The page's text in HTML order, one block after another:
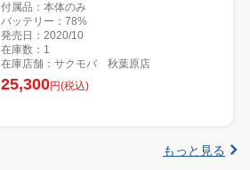
付属品：本体のみ
バッテリー：78%
発売日：2020/10
在庫数：1
在庫店舗：サクモバ 秋葉原店
25,300円(税込)
もっと見る